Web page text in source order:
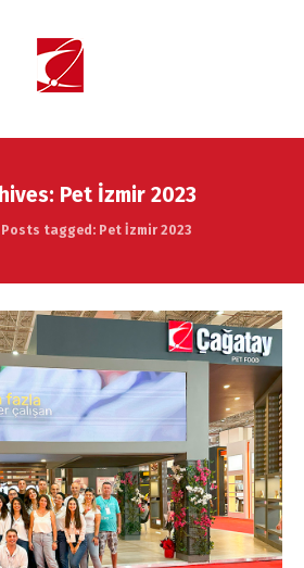
Pet İzmir 2023
Posts tagged: Pet İzmir 2023